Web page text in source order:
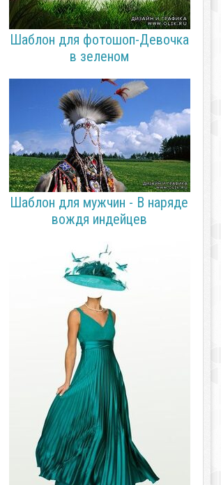
Шаблон для фотошоп-Девочка
в зеленом
Шаблон для мужчин - В наряде
вождя индейцев